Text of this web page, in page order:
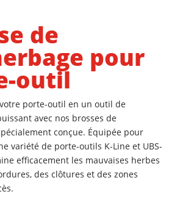
de
pour
outil
porte-outil en un outil de
avec nos brosses de
conçue. Équipée pour
variété de porte-outils K-Line et UBS-
efficacement les mauvaises herbes
des clôtures et des zones